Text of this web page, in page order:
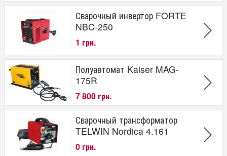
Сварочный инвертор FORTE
NBC-250
1 грн.
Полуавтомат Kaiser MAG-
175R
7 800 грн.
Сварочный трансформатор
TELWIN Nordica 4.161
0 грн.